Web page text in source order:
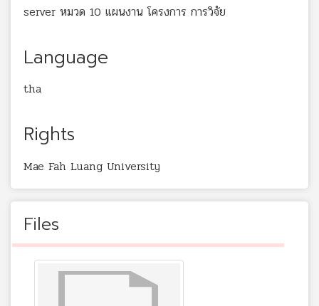
server หมวด 10 แผนงาน โครงการ การวิจัย
Language
tha
Rights
Mae Fah Luang University
Files